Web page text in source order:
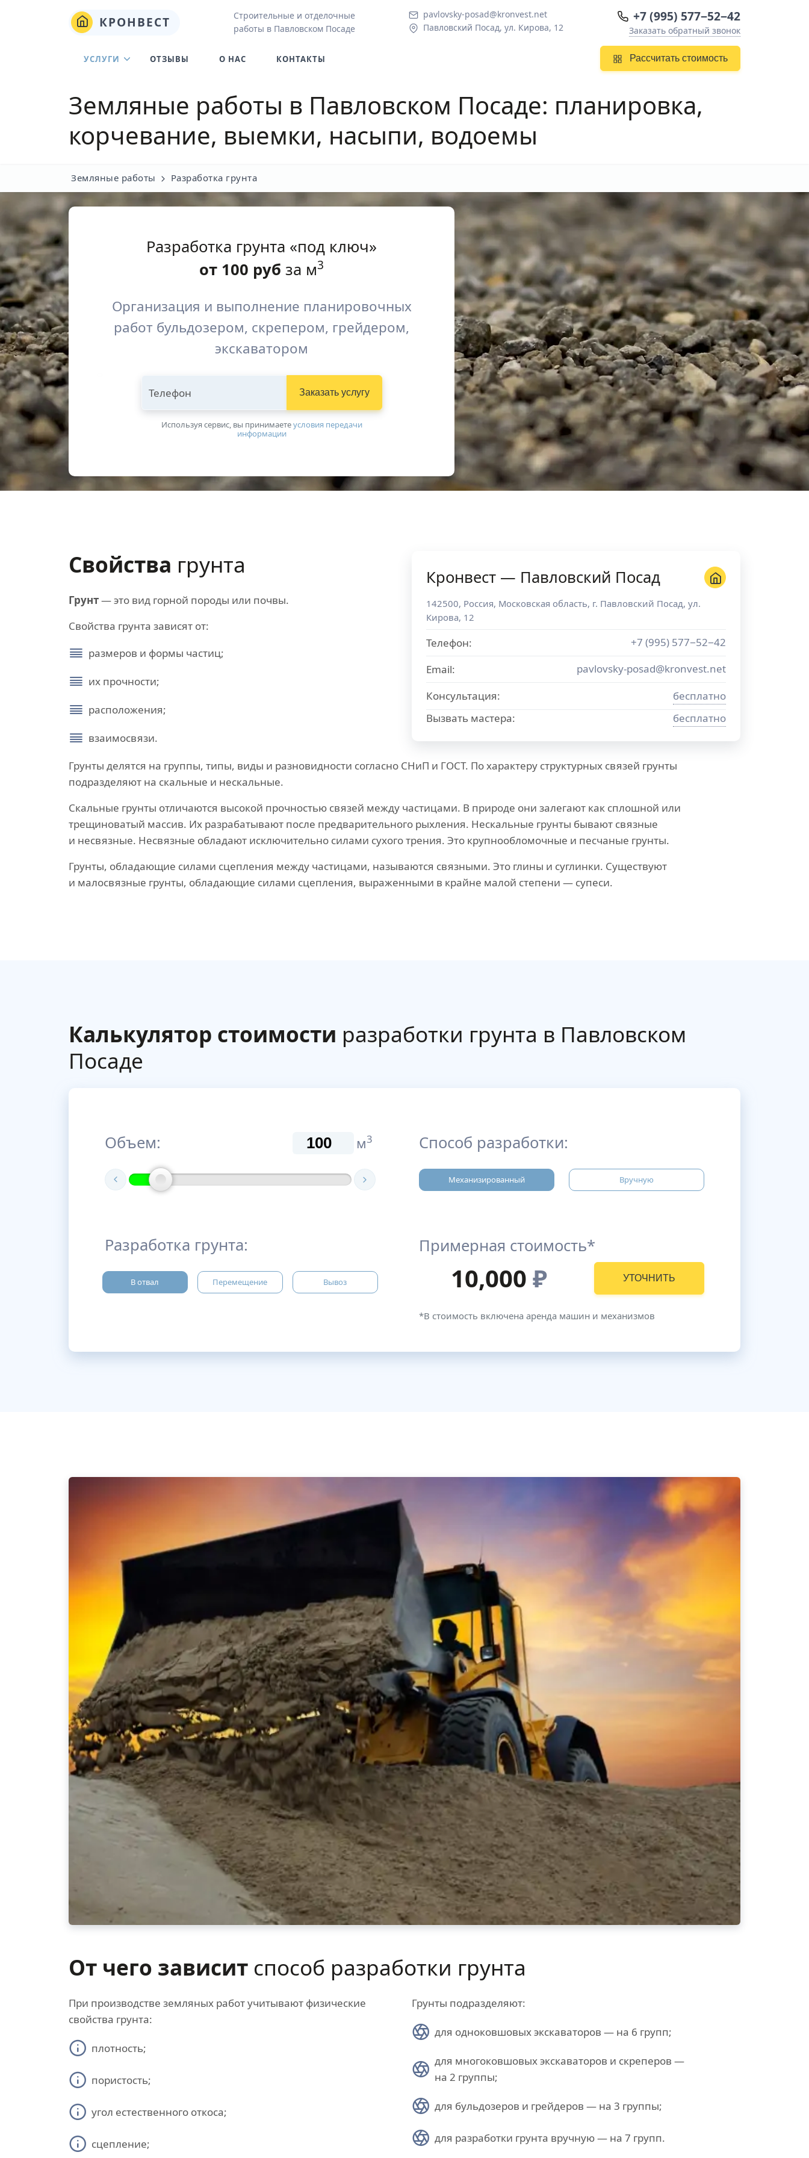
КРОНВЕСТ
Строительные и отделочные
работы в Павловском Посаде
pavlovsky-posad@kronvest.net
Павловский Посад, ул. Кирова, 12
+7 (995) 577−52−42
Заказать обратный звонок
Рассчитать стоимость
УСЛУГИ ОТЗЫВЫ О НАС КОНТАКТЫ
Земляные работы в Павловском Посаде: планировка,
корчевание, выемки, насыпи, водоемы
Земляные работы Разработка грунта
Разработка грунта «под ключ»
от 100 руб за м3
Организация и выполнение планировочных
работ бульдозером, скрепером, грейдером,
экскаватором
Телефон Заказать услугу
Используя сервис, вы принимаетeусловия передачи
информации
Свойства грунта
Грунт— это вид горной породы или почвы.
Свойства грунта зависят от:
размеров и формы частиц;
их прочности;
расположения;
взаимосвязи.
Кронвест — Павловский Посад
142500, Россия, Московская область, г. Павловский Посад, ул.
Кирова, 12
Телефон:
+7 (995) 577−52−42
Email:
pavlovsky-posad@kronvest.net
Консультация:
бесплатно
Вызвать мастера:
бесплатно
Грунты делятся на группы, типы, виды и разновидности согласно СНиП и ГОСТ. По характеру структурных связей грунты
подразделяют на скальные и нескальные.
Скальные грунты отличаются высокой прочностью связей между частицами. В природе они залегают как сплошной или
трещиноватый массив. Их разрабатывают после предварительного рыхления. Нескальные грунты бывают связные
и несвязные. Несвязные обладают исключительно силами сухого трения. Это крупнообломочные и песчаные грунты.
Грунты, обладающие силами сцепления между частицами, называются связными. Это глины и суглинки. Существуют
и малосвязные грунты, обладающие силами сцепления, выраженными в крайне малой степени — супеси.
Калькулятор стоимости разработки грунта в Павловском
Посаде
Объем: м3
Разработка грунта:
В отвал Перемещение Вывоз
Способ разработки:
Механизированный Вручную
Примерная стоимость*
10,000 ₽ УТОЧНИТЬ
*В стоимость включена аренда машин и механизмов
От чего зависит способ разработки грунта
При производстве земляных работ учитывают физические
свойства грунта:
плотность;
пористость;
угол естественного откоса;
сцепление;
Грунты подразделяют:
для одноковшовых экскаваторов — на 6 групп;
для многоковшовых экскаваторов и скреперов —
на 2 группы;
для бульдозеров и грейдеров — на 3 группы;
для разработки грунта вручную — на 7 групп.